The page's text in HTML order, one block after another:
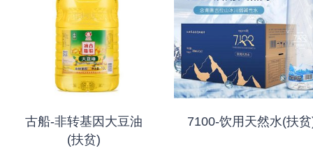
古船-非转基因大豆油
(扶贫)
7100-饮用天然水(扶